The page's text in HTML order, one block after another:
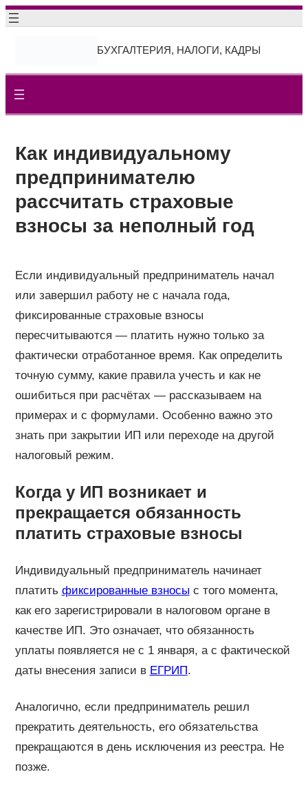
Перейти
БУХГАЛТЕРИЯ, НАЛОГИ, КАДРЫ
Как индивидуальному
предпринимателю
рассчитать страховые
взносы за неполный год
Если индивидуальный предприниматель начал
или завершил работу не с начала года,
фиксированные страховые взносы
пересчитываются — платить нужно только за
фактически отработанное время. Как определить
точную сумму, какие правила учесть и как не
ошибиться при расчётах — рассказываем на
примерах и с формулами. Особенно важно это
знать при закрытии ИП или переходе на другой
налоговый режим.
Когда у ИП возникает и
прекращается обязанность
платить страховые взносы
Индивидуальный предприниматель начинает
платить фиксированные взносы с того момента,
как его зарегистрировали в налоговом органе в
качестве ИП. Это означает, что обязанность
уплаты появляется не с 1 января, а с фактической
даты внесения записи в ЕГРИП.
Аналогично, если предприниматель решил
прекратить деятельность, его обязательства
прекращаются в день исключения из реестра. Не
позже.